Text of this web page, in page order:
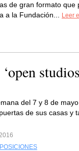
de gran formato que
a la Fundación...
Leer
del 7 y 8 de
de sus casas y